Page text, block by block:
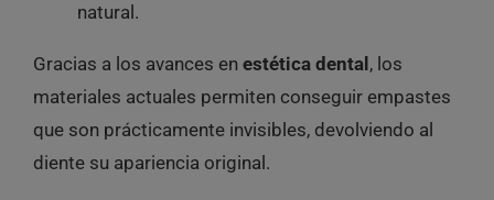
natural.
Gracias a los avances en estética dental , los
materiales actuales permiten conseguir empastes
que son prácticamente invisibles, devolviendo al
diente su apariencia original.